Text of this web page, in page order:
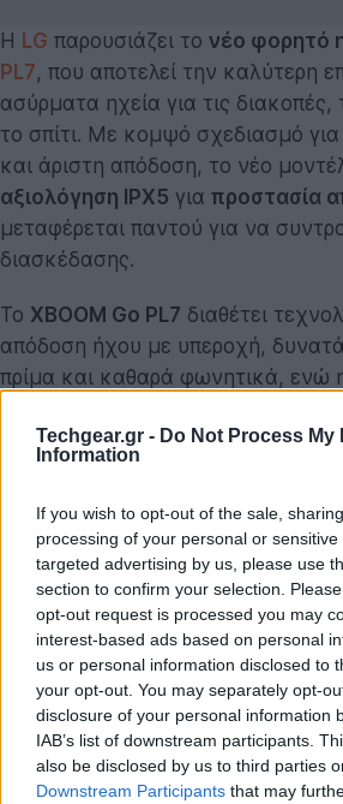
Techgear.gr - Do Not Process My
Information
If you wish to opt-out of the sale,
processing of your personal or
targeted advertising by us, please use
section to confirm your selection.
opt-out request is processed you may
interest-based ads based on personal
us or personal information disclosed to
your opt-out. You may separately opt-
disclosure of your personal information
IAB’s list of downstream participants.
also be disclosed by us to third parties
Downstream Participants that may
Η LG παρουσιάζει το νέο φορητό
PL7, που αποτελεί την καλύτερη
ασύρματα ηχεία για τις διακοπές,
το σπίτι. Με κομψό σχεδιασμό
και άριστη απόδοση, το νέο
αξιολόγηση IPX5 για προστασία
μεταφέρεται παντού για να
διασκέδασης.
Το ΧΒΟΟΜ Go PL7 διαθέτει
απόδοση ήχου με υπεροχή,
πρίμα και καθαρά φωνητικά, ενώ
κουμπιού για ακόμα μεγαλύτερη
δράσης
χάρη στα πλαϊνά γούφερ
που αλλάζει ανάλογα με το
διάρκεια της μπαταρίας φτάνει
στους χρήστες την ελευθερία να
μουσική όπου κι αν βρίσκονται,
για τη φόρτιση του ηχείου.